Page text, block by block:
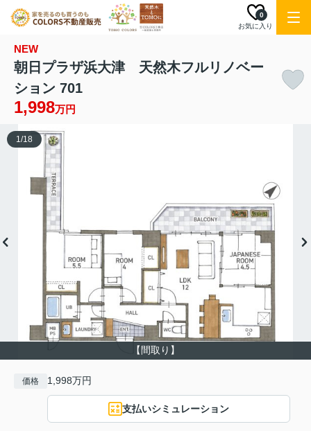
お気に入り
0
NEW
朝日プラザ浜大津 天然木フルリノベー
ション 701
1,998万円
【間取り】
1/18
価格 1,998万円
支払いシミュレーション